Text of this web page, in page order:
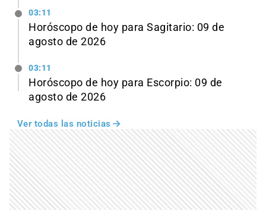
03:11
Horóscopo de hoy para Sagitario: 09 de
agosto de 2026
03:11
Horóscopo de hoy para Escorpio: 09 de
agosto de 2026
Ver todas las noticias